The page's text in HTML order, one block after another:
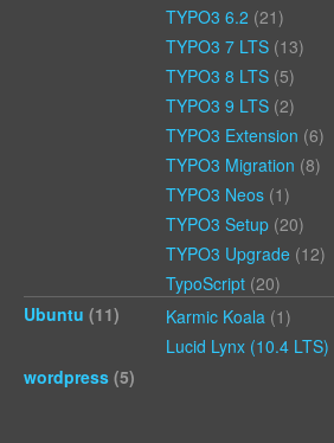
TYPO3 6.2 (21)
TYPO3 7 LTS (13)
TYPO3 8 LTS (5)
TYPO3 9 LTS (2)
TYPO3 Extension (6)
TYPO3 Migration (8)
TYPO3 Neos (1)
TYPO3 Setup (20)
TYPO3 Upgrade (12)
TypoScript (20)
Ubuntu (11) Karmic Koala (1)
Lucid Lynx (10.4 LTS)
wordpress (5)